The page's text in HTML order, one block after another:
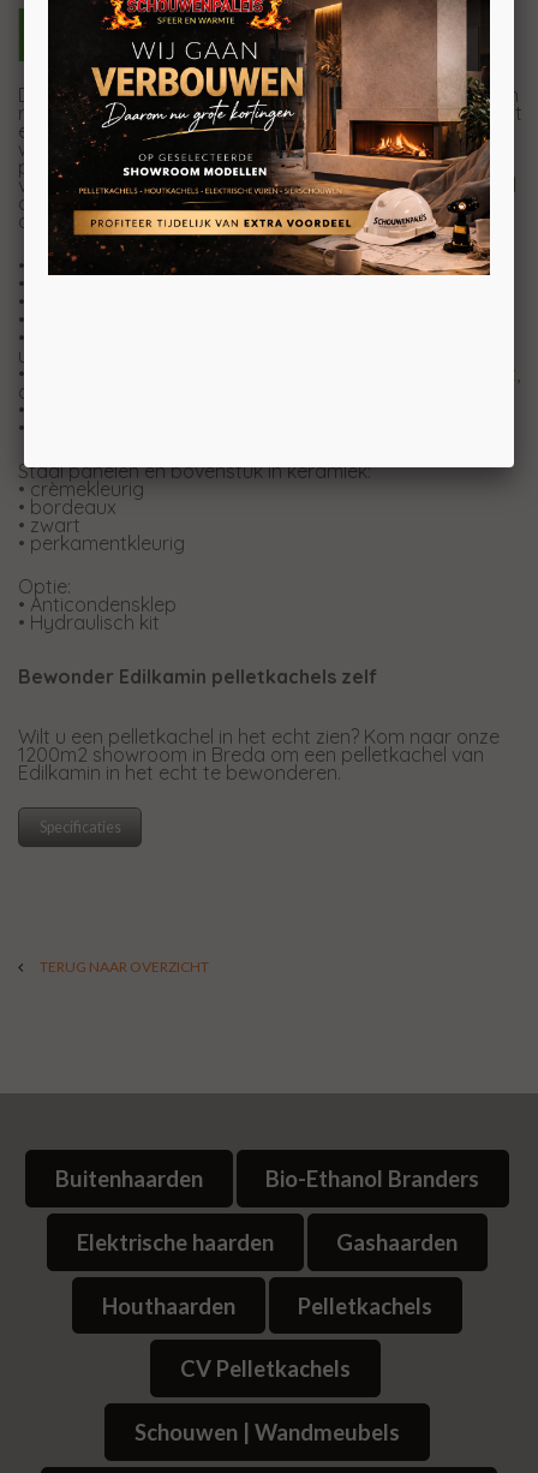
De Edilkamin Milla H is een duurzame pelletkachel die een
rendement heeft van maar liefst 92,1%. Deze kachel heeft
een vermogen van 15,3 kW en kan daarom een
woonruimte van 400m verwarmen. En dankzij het
pelletreservoir met een capaciteit van 24 kilo en het
verbruik van slechts 0,7-3,5 kilo per uur, brandt de kachel
op de laagste stand maximaal 34 uur achter elkaar en
op de hoogste stand minimaal 7 uur.
• stalen vuurhaard.
• rookgasafvoer Ø 8 cm achteraan, mannelijk
• Display op bovenkant
• verborgen synoptisch paneel
• ventilatie warme lucht (gemoduleerde en
uitschakelbaar)
• Ingebouwde hydraulische kit met gesloten expansievat,
circulatiepomp en overdrukklep
• systeem Leonardo
• systeem The Mind met WI-FI geïntegreerd
Staal panelen en bovenstuk in keramiek:
• crèmekleurig
• bordeaux
• zwart
• perkamentkleurig
Optie:
• Anticondensklep
• Hydraulisch kit
Bewonder Edilkamin pelletkachels zelf
Wilt u een pelletkachel in het echt zien? Kom naar onze
1200m2 showroom in Breda om een pelletkachel van
Edilkamin in het echt te bewonderen.
Specificaties
TERUG NAAR OVERZICHT
Buitenhaarden Bio-Ethanol Branders
Elektrische haarden Gashaarden
Houthaarden Pelletkachels
CV Pelletkachels
Schouwen | Wandmeubels